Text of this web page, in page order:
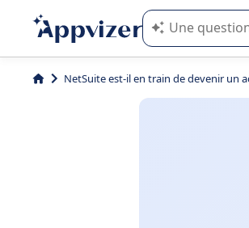
L'IA de
NetSuite est-il en train de devenir un